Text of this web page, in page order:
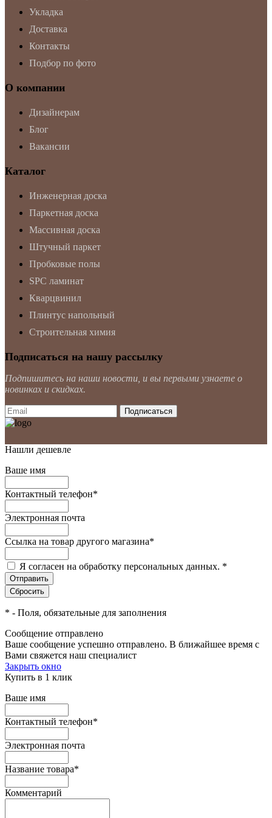
Укладка
Доставка
Контакты
Подбор по фото
О компании
Дизайнерам
Блог
Вакансии
Каталог
Инженерная доска
Паркетная доска
Массивная доска
Штучный паркет
Пробковые полы
SPC ламинат
Кварцвинил
Плинтус напольный
Строительная химия
Подписаться на нашу рассылку
Подпишитесь на наши новости, и вы первыми узнаете о
новинках и скидках.
Нашли дешевле
Ваше имя
Контактный телефон*
Электронная почта
Ссылка на товар другого магазина*
Я согласен на обработку персональных данных. *
* - Поля, обязательные для заполнения
Сообщение отправлено
Ваше сообщение успешно отправлено. В ближайшее время с
Вами свяжется наш специалист
Закрыть окно
Купить в 1 клик
Ваше имя
Контактный телефон*
Электронная почта
Название товара*
Комментарий